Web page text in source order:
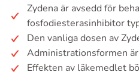
Zydena är avsedd för
fosfodiesterasinhibitor
Den vanliga dosen av
Administrationsformen
Effekten av läkemedlet